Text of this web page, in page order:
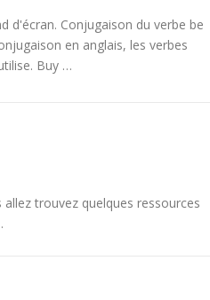
d'écran. Conjugaison du verbe be
en anglais, les verbes
Buy …
trouvez quelques ressources